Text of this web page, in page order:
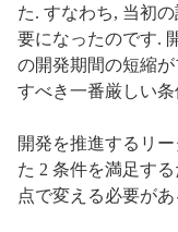
た. すなわち, 当初
要になったのです.
の開発期間の短縮
すべき一番厳しい
開発を推進するリ
た 2 条件を満足す
点で変える必要が